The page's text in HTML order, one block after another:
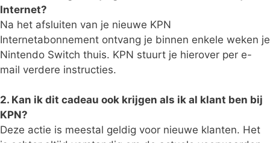
Internet?
Na het afsluiten van je nieuwe KPN
Internetabonnement ontvang je binnen enkele weken je
Nintendo Switch thuis. KPN stuurt je hierover per e-
mail verdere instructies.
2. Kan ik dit cadeau ook krijgen als ik al klant ben bij
KPN?
Deze actie is meestal geldig voor nieuwe klanten. Het